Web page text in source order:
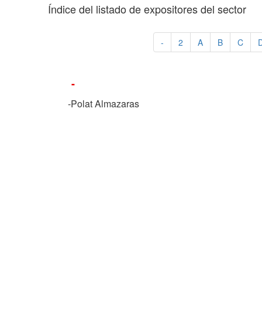
Índice del listado de expositores del sector
- 2 A B C
-
-Polat Almazaras